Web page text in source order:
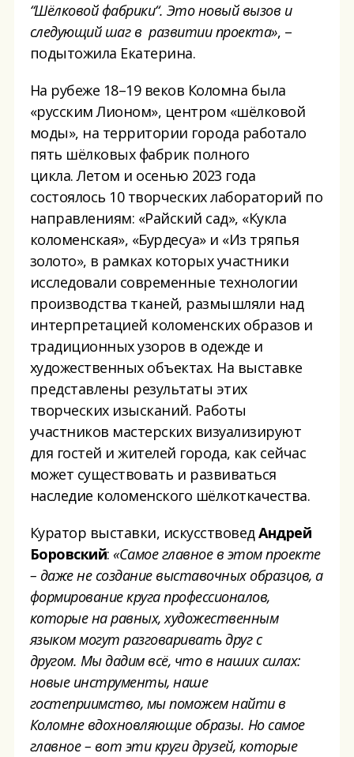
“Шёлковой фабрики“. Это новый вызов и
следующий шаг в развитии проекта», –
подытожила Екатерина.
На рубеже 18–19 веков Коломна была
«русским Лионом», центром «шёлковой
моды», на территории города работало
пять шёлковых фабрик полного
цикла. Летом и осенью 2023 года
состоялось 10 творческих лабораторий по
направлениям: «Райский сад», «Кукла
коломенская», «Бурдесуа» и «Из тряпья
золото», в рамках которых участники
исследовали современные технологии
производства тканей, размышляли над
интерпретацией коломенских образов и
традиционных узоров в одежде и
художественных объектах. На выставке
представлены результаты этих
творческих изысканий. Работы
участников мастерских визуализируют
для гостей и жителей города, как сейчас
может существовать и развиваться
наследие коломенского шёлкоткачества.
Куратор выставки, искусствоведАндрей
Боровский:«Самоеглавное в этом проекте
– даже не создание выставочных образцов, а
формированиекругапрофессионалов,
которые на равных, художественным
языком могут разговаривать друг с
другом. Мы дадим всё, что в наших силах:
новые инструменты, наше
гостеприимство, мы поможем найти в
Коломневдохновляющие образы. Но самое
главное – вот эти круги друзей, которые